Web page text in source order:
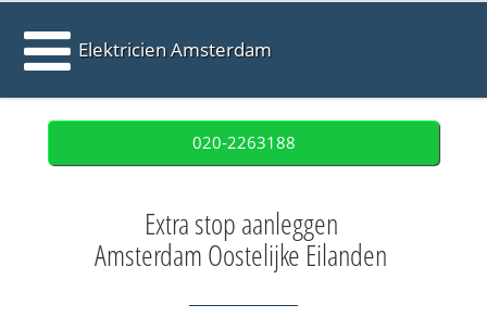
Elektricien Amsterdam
020-2263188
Extra stop aanleggen
Amsterdam Oostelijke Eilanden